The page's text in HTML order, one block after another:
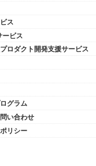
ス
ービス
ロダクト開発支援サービス
グラム
い合わせ
リシー